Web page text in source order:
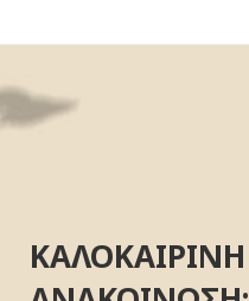
ΚΑΛΟΚΑΙΡΙΝΗ